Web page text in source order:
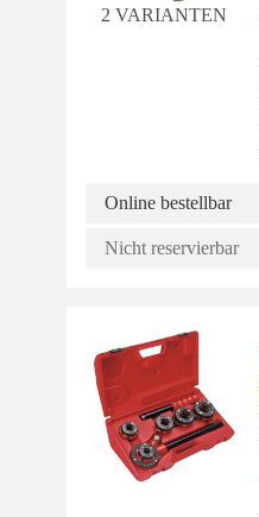
2 VARIANTEN
Online bestellbar
Nicht reservierbar